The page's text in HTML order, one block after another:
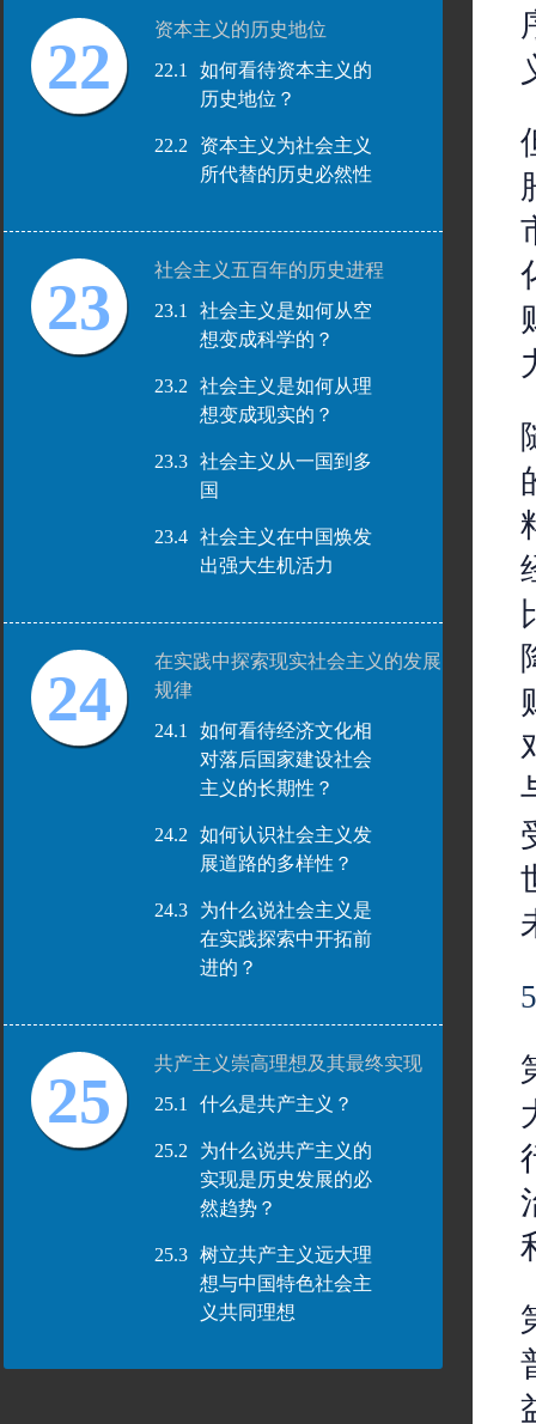
22
资本主义的历史地位
22.1
如何看待资本主义的
历史地位？
22.2
资本主义为社会主义
所代替的历史必然性
23
社会主义五百年的历史进程
23.1
社会主义是如何从空
想变成科学的？
23.2
社会主义是如何从理
想变成现实的？
23.3
社会主义从一国到多
国
23.4
社会主义在中国焕发
出强大生机活力
24
在实践中探索现实社会主义的发展
规律
24.1
如何看待经济文化相
对落后国家建设社会
主义的长期性？
24.2
如何认识社会主义发
展道路的多样性？
24.3
为什么说社会主义是
在实践探索中开拓前
进的？
25
共产主义崇高理想及其最终实现
25.1
什么是共产主义？
25.2
为什么说共产主义的
实现是历史发展的必
然趋势？
25.3
树立共产主义远大理
想与中国特色社会主
义共同理想